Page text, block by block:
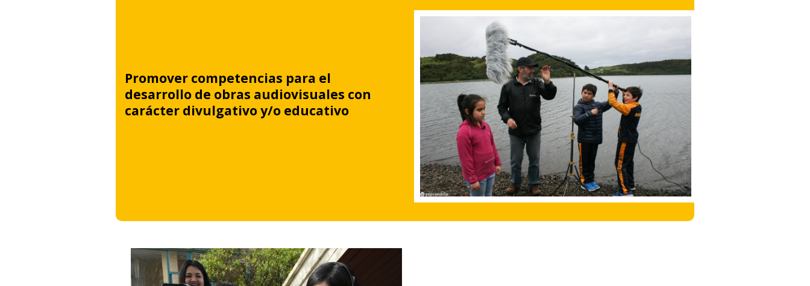
Promover competencias para el
desarrollo de obras audiovisuales con
carácter divulgativo y/o educativo